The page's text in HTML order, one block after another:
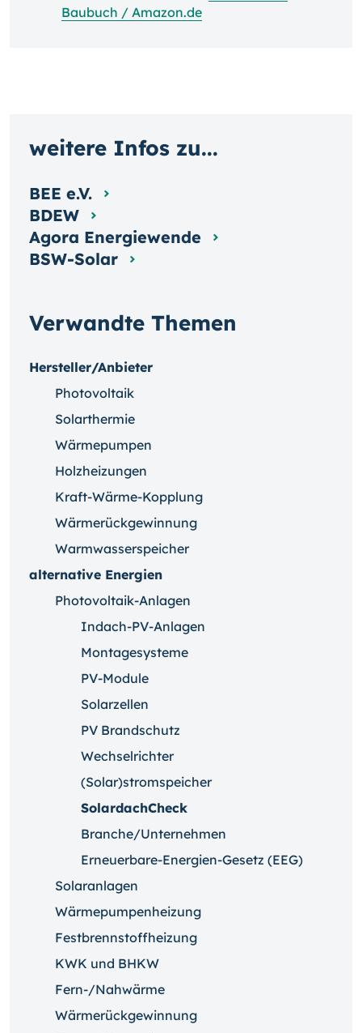
Baubuch / Amazon.de
Verwandte Themen
Hersteller/Anbieter
Photovoltaik
Solarthermie
Wärmepumpen
Holzheizungen
Kraft-Wärme-Kopplung
Wärmerückgewinnung
Warmwasserspeicher
alternative Energien
Photovoltaik-Anlagen
Indach-PV-Anlagen
Montagesysteme
PV-Module
Solarzellen
PV Brandschutz
Wechselrichter
(Solar)stromspeicher
SolardachCheck
Branche/Unternehmen
Erneuerbare-Energien-Gesetz (EEG)
Solaranlagen
Wärmepumpenheizung
Festbrennstoffheizung
KWK und BHKW
Fern-/Nahwärme
Wärmerückgewinnung
weitere Infos zu...
BEE e.V.
BDEW
Agora Energiewende
BSW-Solar